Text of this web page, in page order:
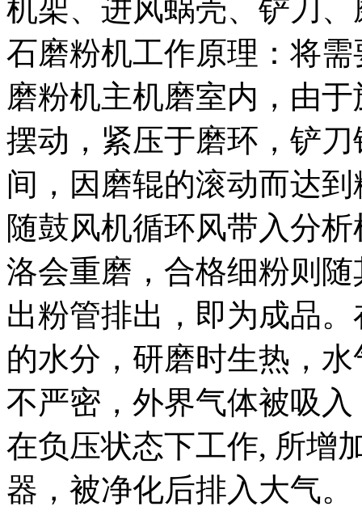
机架、进风蜗壳、铲刀
石磨粉机工作原理：将
磨粉机主机磨室内，由
摆动，紧压于磨环，铲
间，因磨辊的滚动而达
随鼓风机循环风带入分
洛会重磨，合格细粉则
出粉管排出，即为成品
的水分，研磨时生热，
不严密，外界气体被吸
在负压状态下工作, 所增
器，被净化后排入大气。